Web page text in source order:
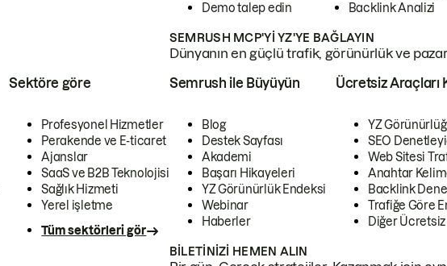
Demo talep edin
Backlink Analizi
SEMRUSH MCP'YI YZ'YE BAĞLAYIN
Dünyanın en güçlü trafik, görünürlük ve
Sektöre göre
Profesyonel Hizmetler
Perakende ve E-ticaret
Ajanslar
SaaS ve B2B Teknolojisi
Sağlık Hizmeti
Yerel işletme
Tüm sektörleri gör
Semrush ile Büyüyün
Blog
Destek Sayfası
Akademi
Başarı Hikayeleri
YZ Görünürlük Endeksi
Webinar
Haberler
Ücretsiz Araçları
YZ
SEO
Web Sitesi
Anahtar
Backlink
Trafiğe Göre
Diğer
BILETINIZI HEMEN ALIN